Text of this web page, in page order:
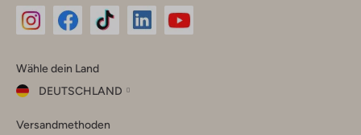
Instagram
Facebook
TikTok
Wähle dein Land
DEUTSCHLAND
dein
Versandmethoden